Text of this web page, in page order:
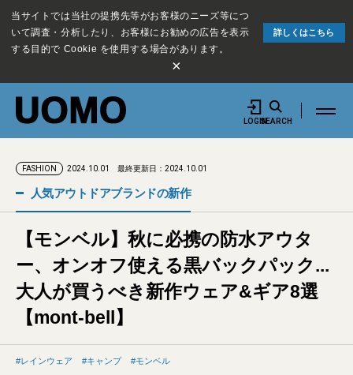
当サイトでは当社の提携先等がお客様のニーズ等につ
いて調査・分析したり、お客様にお勧めの広告を表示
する目的で Cookie を使用する場合があります。
詳しくはこちら
×
LOGINSEARCH
FASHION 2024.10.01 最終更新日：2024.10.01
人気アウトドアブランドの新作
【モンベル】秋に必携の防水アウタ
ー、オンオフ使える黒バックパック...
大人が買うべき新作ウェア&ギア8選
【mont-bell】
レインウェア キャンプ モンベル